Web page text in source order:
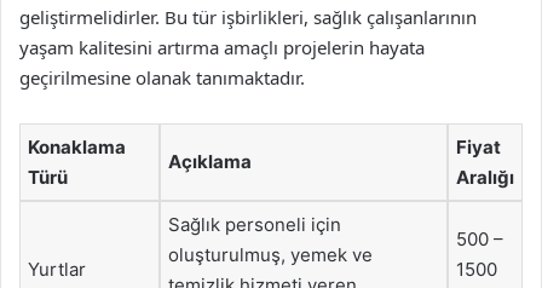
geliştirmelidirler. Bu tür işbirlikleri, sağlık çalışanlarının
yaşam kalitesini artırma amaçlı projelerin hayata
geçirilmesine olanak tanımaktadır.
Konaklama
Türü
Açıklama
Fiyat
Aralığı
Yurtlar
Sağlık personeli için
oluşturulmuş, yemek ve
500 –
1500